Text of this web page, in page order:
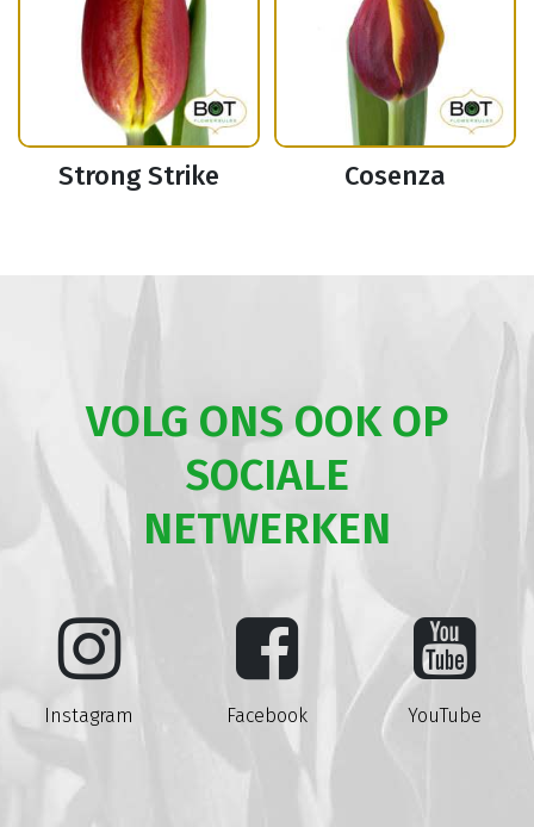
Strong Strike Cosenza
VOLG ONS OOK OP
SOCIALE
NETWERKEN
Instagram Facebook YouTube